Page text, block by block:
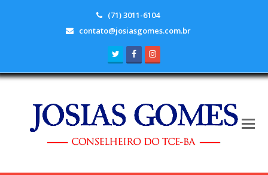
(71) 3011-6104
contato@josiasgomes.com.br
TwitterFacebook